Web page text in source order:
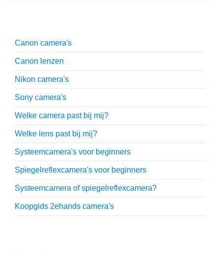
Canon camera's
Canon lenzen
Nikon camera's
Sony camera's
Welke camera past bij mij?
Welke lens past bij mij?
Systeemcamera's voor beginners
Spiegelreflexcamera's voor beginners
Systeemcamera of spiegelreflexcamera?
Koopgids 2ehands camera's